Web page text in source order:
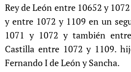
Rey de León entre 10652​ y
y entre 1072 y 1109 en un
1071 y 1072 y también
Castilla entre 1072 y 1109.
Fernando I de León y Sancha.